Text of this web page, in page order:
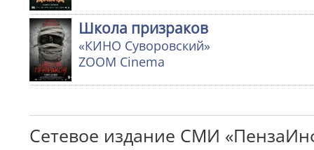
Школа призраков
«КИНО Суворовский»
ZOOM Cinema
Сетевое издание СМИ